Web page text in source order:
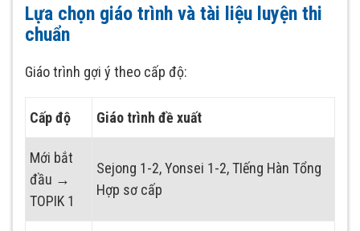
Lựa chọn giáo trình và tài liệu luyện thi
chuẩn
Giáo trình gợi ý theo cấp độ:
Cấp độ Giáo trình đề xuất
Mới bắt
đầu →
TOPIK 1
Sejong 1-2, Yonsei 1-2, TIếng Hàn Tổng
Hợp sơ cấp